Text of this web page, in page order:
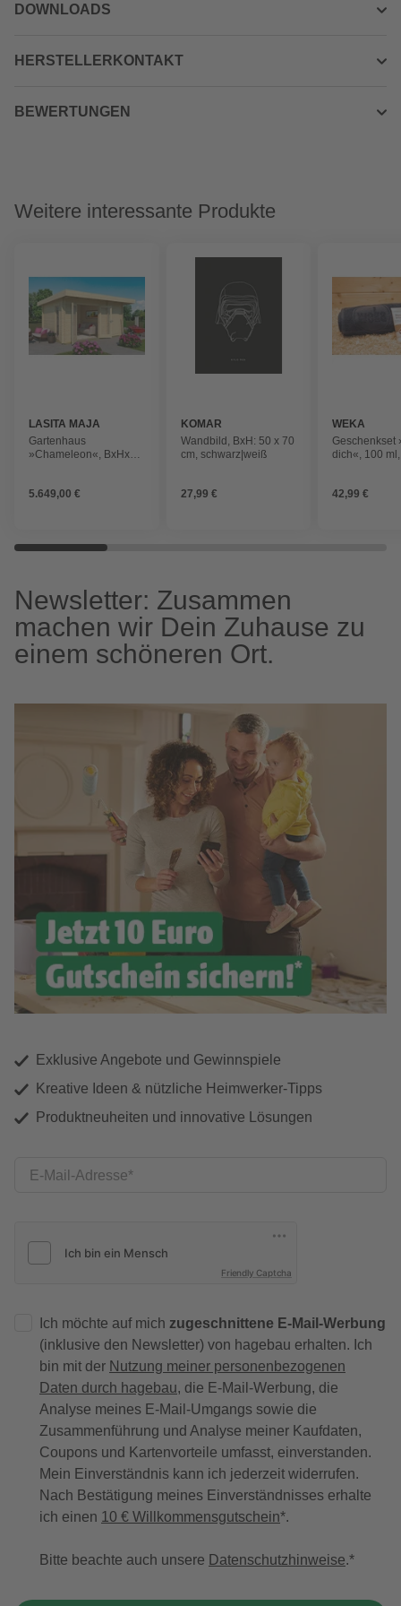
DOWNLOADS
HERSTELLERKONTAKT
BEWERTUNGEN
Weitere interessante Produkte
LASITA MAJA
Gartenhaus
»Chameleon«, BxHxT:
Dachüberstand),
5.649,00 €
KOMAR
Wandbild, BxH: 50 x 70
cm, schwarz|weiß
27,99 €
WEKA
Geschenkset
dich«, 100
42,99 €
Newsletter: Zusammen
machen wir Dein Zuhause zu
einem schöneren Ort.
Exklusive Angebote und Gewinnspiele
Kreative Ideen & nützliche Heimwerker-Tipps
Produktneuheiten und innovative Lösungen
E-Mail-Adresse
Friendly Captcha
Ich möchte auf mich zugeschnittene E-Mail-Werbung
(inklusive den Newsletter) von hagebau erhalten. Ich
bin mit der Nutzung meiner personenbezogenen
Daten durch hagebau, die E-Mail-Werbung, die
Analyse meines E-Mail-Umgangs sowie die
Zusammenführung und Analyse meiner Kaufdaten,
Coupons und Kartenvorteile umfasst, einverstanden.
Mein Einverständnis kann ich jederzeit widerrufen.
Nach Bestätigung meines Einverständnisses erhalte
ich einen 10 € Willkommensgutschein*.
Bitte beachte auch unsere Datenschutzhinweise.